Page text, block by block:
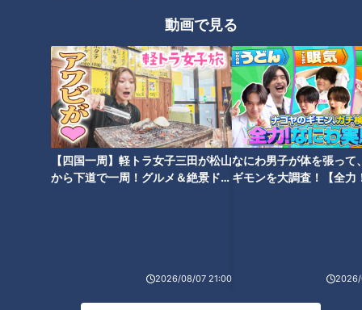
動画で見る
【四国一周】軽トラ女子三田が松山
から下道で一周！グルメ＆絶景ドラ
2026/08/07 21:00
なにわ男子が体を張って
ギモンを大調査！【全力
2026/
光山は、スピーチの前後の言葉や本人への取材を通じて、その
真意を掘り下げました。
藤嶋投手が強く意識していたのは、「優勝を掴むまで、優勝を
目指す気持ちを手放さないこと」。
いわば闘争本能を失わないことこそが、優勝への最低条件だと
いう考えでした。
8月下旬、Aクラスまで0.5ゲーム差に迫り、勝てばAクラス入